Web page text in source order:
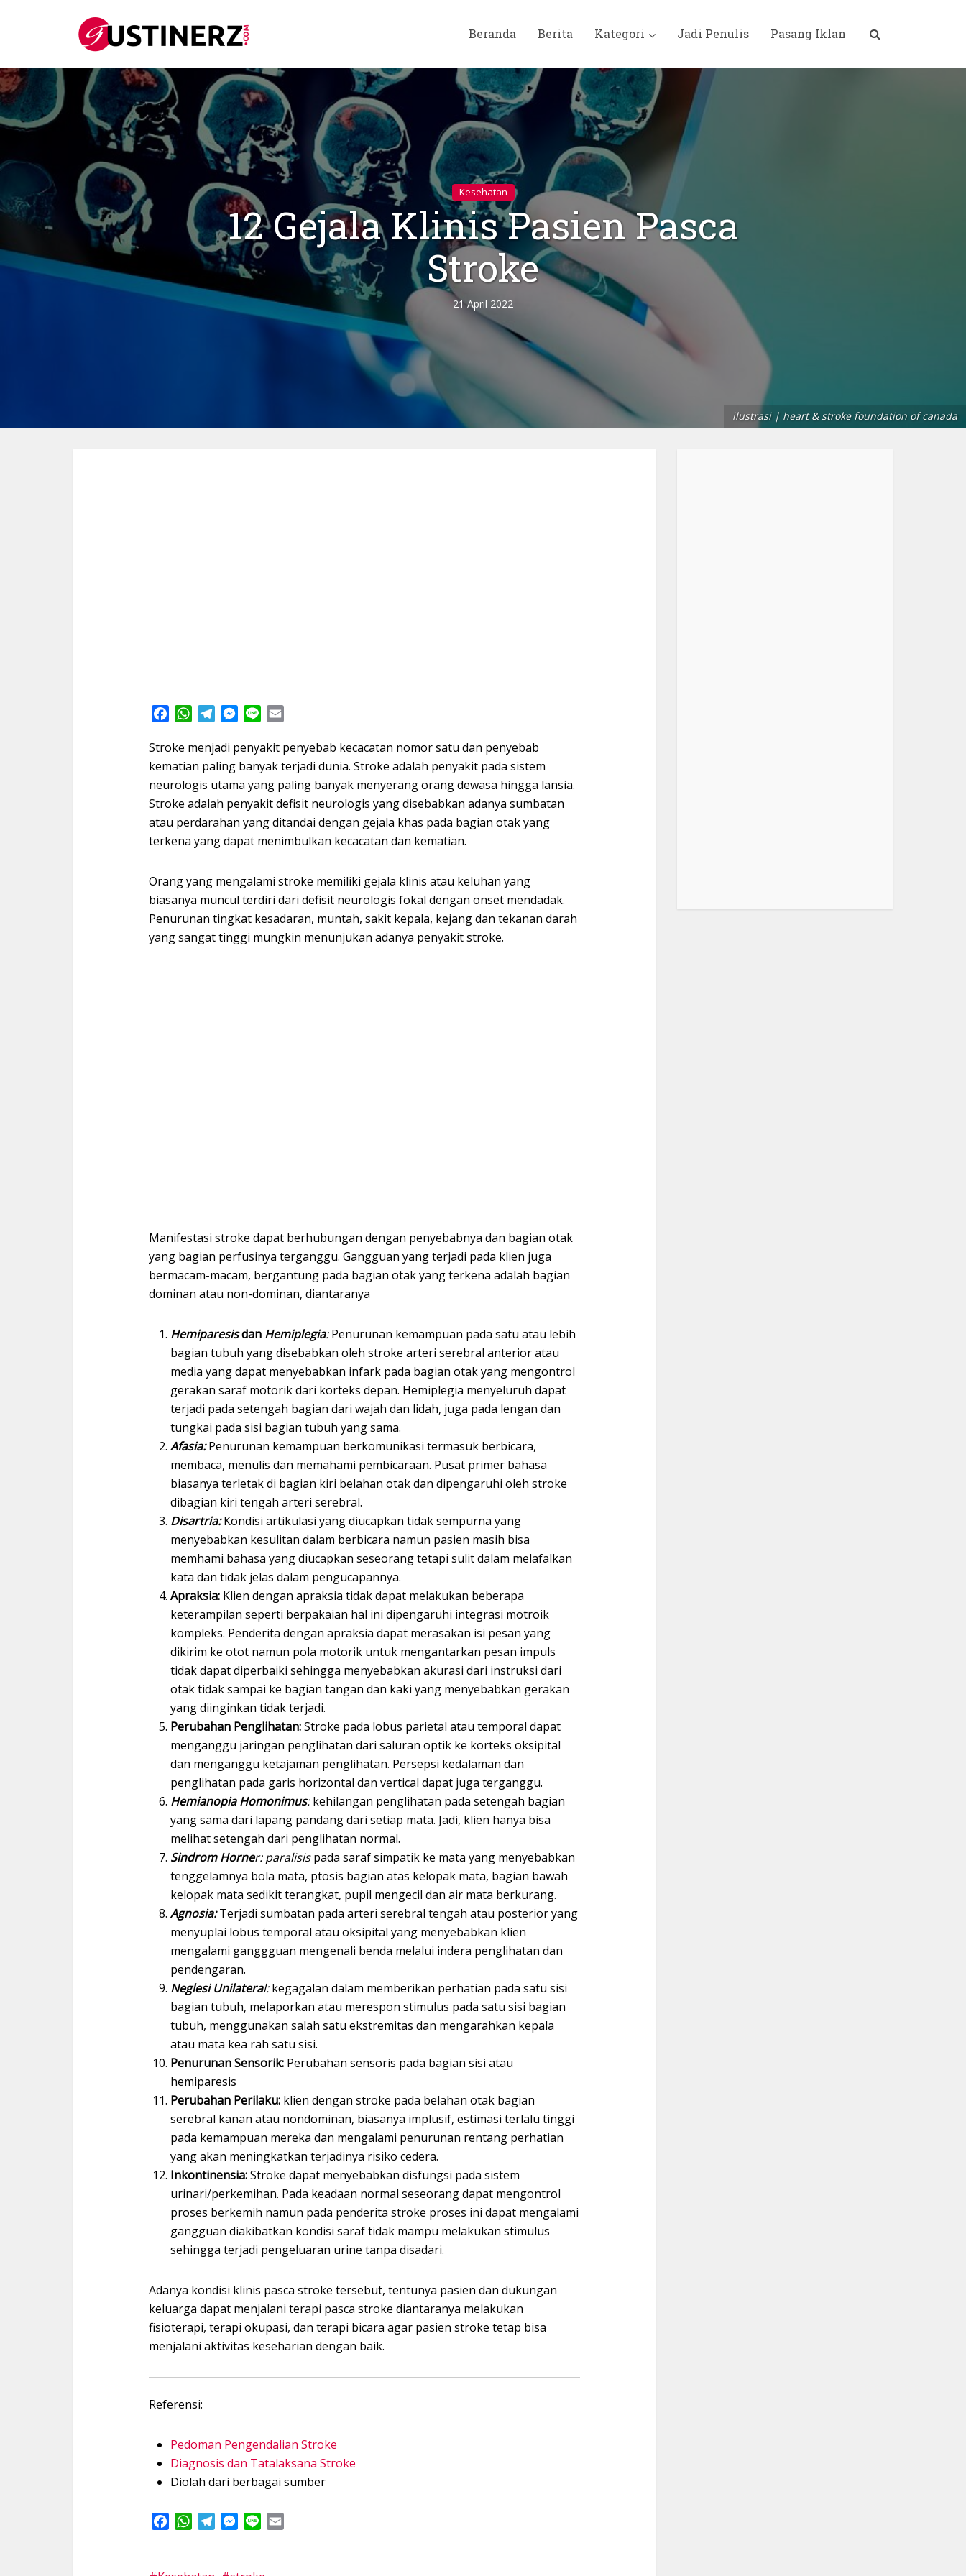
Beranda Berita Kategori Jadi Penulis Pasang Iklan
Kesehatan
12 Gejala Klinis Pasien Pasca
Stroke
21 April 2022
ilustrasi | heart & stroke foundation of canada
FacebookWhatsApp
TelegramMessenger
Line
Stroke menjadi penyakit penyebab kecacatan nomor satu dan penyebab
kematian paling banyak terjadi dunia. Stroke adalah penyakit pada sistem
neurologis utama yang paling banyak menyerang orang dewasa hingga lansia.
Stroke adalah penyakit defisit neurologis yang disebabkan adanya sumbatan
atau perdarahan yang ditandai dengan gejala khas pada bagian otak yang
terkena yang dapat menimbulkan kecacatan dan kematian.
Orang yang mengalami stroke memiliki gejala klinis atau keluhan yang
biasanya muncul terdiri dari defisit neurologis fokal dengan onset mendadak.
Penurunan tingkat kesadaran, muntah, sakit kepala, kejang dan tekanan darah
yang sangat tinggi mungkin menunjukan adanya penyakit stroke.
Manifestasi stroke dapat berhubungan dengan penyebabnya dan bagian otak
yang bagian perfusinya terganggu. Gangguan yang terjadi pada klien juga
bermacam-macam, bergantung pada bagian otak yang terkena adalah bagian
dominan atau non-dominan, diantaranya
Hemiparesisdan Hemiplegia:Penurunan kemampuan pada satu atau lebih
bagian tubuh yang disebabkan oleh stroke arteri serebral anterior atau
media yang dapat menyebabkan infark pada bagian otak yang mengontrol
gerakan saraf motorik dari korteks depan. Hemiplegia menyeluruh dapat
terjadi pada setengah bagian dari wajah dan lidah, juga pada lengan dan
tungkai pada sisi bagian tubuh yang sama.
Afasia:Penurunan kemampuan berkomunikasi termasuk berbicara,
membaca, menulis dan memahami pembicaraan. Pusat primer bahasa
biasanya terletak di bagian kiri belahan otak dan dipengaruhi oleh stroke
dibagian kiri tengah arteri serebral.
Disartria: Kondisi artikulasi yang diucapkan tidak sempurna yang
menyebabkan kesulitan dalam berbicara namun pasien masih bisa
memhami bahasa yang diucapkan seseorang tetapi sulit dalam melafalkan
kata dan tidak jelas dalam pengucapannya.
Apraksia: Klien dengan apraksia tidak dapat melakukan beberapa
keterampilan seperti berpakaian hal ini dipengaruhi integrasi motroik
kompleks. Penderita dengan apraksia dapat merasakan isi pesan yang
dikirim ke otot namun pola motorik untuk mengantarkan pesan impuls
tidak dapat diperbaiki sehingga menyebabkan akurasi dari instruksi dari
otak tidak sampai ke bagian tangan dan kaki yang menyebabkan gerakan
yang diinginkan tidak terjadi.
Perubahan Penglihatan:Stroke pada lobus parietal atau temporal dapat
menganggu jaringan penglihatan dari saluran optik ke korteks oksipital
dan menganggu ketajaman penglihatan. Persepsi kedalaman dan
penglihatan pada garis horizontal dan vertical dapat juga terganggu.
Hemianopia Homonimus:kehilangan penglihatan pada setengah bagian
yang sama dari lapang pandang dari setiap mata. Jadi, klien hanya bisa
melihat setengah dari penglihatan normal.
Sindrom Horner:paralisispada saraf simpatik ke mata yang menyebabkan
tenggelamnya bola mata, ptosis bagian atas kelopak mata, bagian bawah
kelopak mata sedikit terangkat, pupil mengecil dan air mata berkurang.
Agnosia: Terjadi sumbatan pada arteri serebral tengah atau posterior yang
menyuplai lobus temporal atau oksipital yang menyebabkan klien
mengalami ganggguan mengenali benda melalui indera penglihatan dan
pendengaran.
Neglesi Unilateral:kegagalan dalam memberikan perhatian pada satu sisi
bagian tubuh, melaporkan atau merespon stimulus pada satu sisi bagian
tubuh, menggunakan salah satu ekstremitas dan mengarahkan kepala
atau mata kea rah satu sisi.
Penurunan Sensorik: Perubahan sensoris pada bagian sisi atau
hemiparesis
Perubahan Perilaku: klien dengan stroke pada belahan otak bagian
serebral kanan atau nondominan, biasanya implusif, estimasi terlalu tinggi
pada kemampuan mereka dan mengalami penurunan rentang perhatian
yang akan meningkatkan terjadinya risiko cedera.
Inkontinensia:Stroke dapat menyebabkan disfungsi pada sistem
urinari/perkemihan. Pada keadaan normal seseorang dapat mengontrol
proses berkemih namun pada penderita stroke proses ini dapat mengalami
gangguan diakibatkan kondisi saraf tidak mampu melakukan stimulus
sehingga terjadi pengeluaran urine tanpa disadari.
Adanya kondisi klinis pasca stroke tersebut, tentunya pasien dan dukungan
keluarga dapat menjalani terapi pasca stroke diantaranya melakukan
fisioterapi, terapi okupasi, dan terapi bicara agar pasien stroke tetap bisa
menjalani aktivitas keseharian dengan baik.
Referensi:
Pedoman Pengendalian Stroke
Diagnosis dan Tatalaksana Stroke
Diolah dari berbagai sumber
FacebookWhatsApp
TelegramMessenger
Line